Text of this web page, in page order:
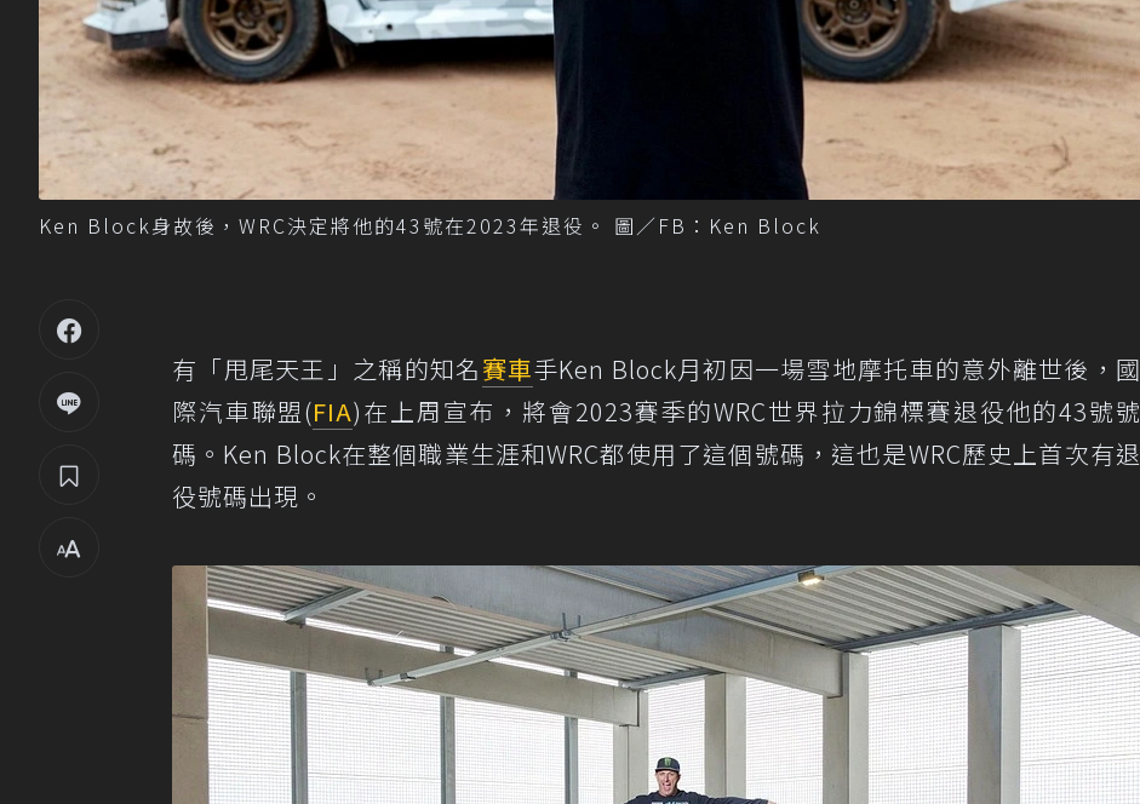
Ken Block身故後，WRC決定將他的43號在2023年退役。 圖／FB：Ken Block
有「甩尾天王」之稱的知名賽車手Ken Block月初因一場雪地摩托車的意外離世後，國
際汽車聯盟(FIA)在上周宣布，將會2023賽季的WRC世界拉力錦標賽退役他的43號號
碼。Ken Block在整個職業生涯和WRC都使用了這個號碼，這也是WRC歷史上首次有退
役號碼出現。